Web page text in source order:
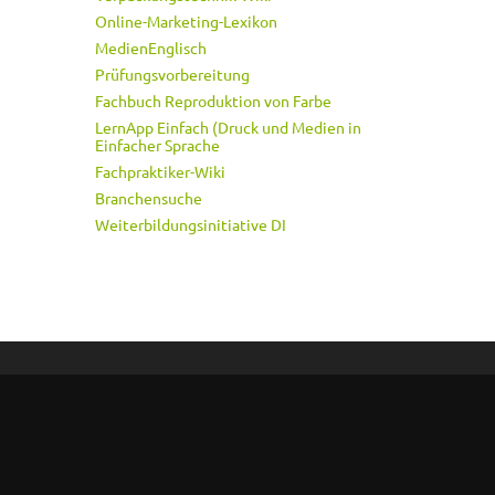
Online-Marketing-Lexikon
MedienEnglisch
Prüfungsvorbereitung
Fachbuch Reproduktion von Farbe
LernApp Einfach (Druck und Medien in
Einfacher Sprache
Fachpraktiker-Wiki
Branchensuche
Weiterbildungsinitiative DI